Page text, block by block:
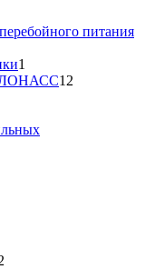
питания
1
товар12